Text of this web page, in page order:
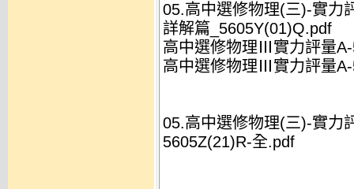
05.高中選修物理(三)-實力
詳解篇_5605Y(01)Q.pdf
高中選修物理Ⅲ實力評量
高中選修物理Ⅲ實力評量
05.高中選修物理(三)-實力
5605Z(21)R-全.pdf